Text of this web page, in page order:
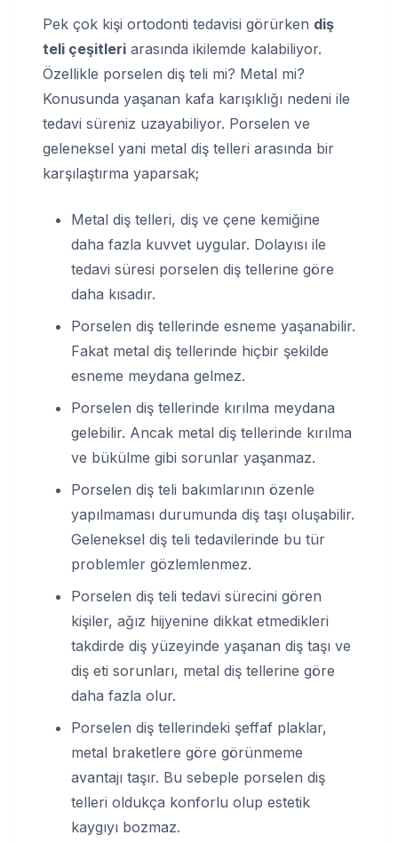
Pek çok kişi ortodonti tedavisi görürken diş
teli çeşitleri arasında ikilemde kalabiliyor.
Özellikle porselen diş teli mi? Metal mi?
Konusunda yaşanan kafa karışıklığı nedeni ile
tedavi süreniz uzayabiliyor. Porselen ve
geleneksel yani metal diş telleri arasında bir
karşılaştırma yaparsak;
Metal diş telleri, diş ve çene kemiğine
daha fazla kuvvet uygular. Dolayısı ile
tedavi süresi porselen diş tellerine göre
daha kısadır.
Porselen diş tellerinde esneme yaşanabilir.
Fakat metal diş tellerinde hiçbir şekilde
esneme meydana gelmez.
Porselen diş tellerinde kırılma meydana
gelebilir. Ancak metal diş tellerinde kırılma
ve bükülme gibi sorunlar yaşanmaz.
Porselen diş teli bakımlarının özenle
yapılmaması durumunda diş taşı oluşabilir.
Geleneksel diş teli tedavilerinde bu tür
problemler gözlemlenmez.
Porselen diş teli tedavi sürecini gören
kişiler, ağız hijyenine dikkat etmedikleri
takdirde diş yüzeyinde yaşanan diş taşı ve
diş eti sorunları, metal diş tellerine göre
daha fazla olur.
Porselen diş tellerindeki şeffaf plaklar,
metal braketlere göre görünmeme
avantajı taşır. Bu sebeple porselen diş
telleri oldukça konforlu olup estetik
kaygıyı bozmaz.